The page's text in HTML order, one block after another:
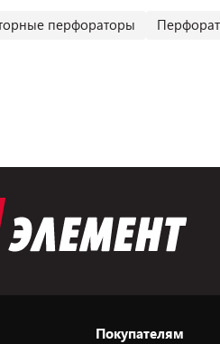
перфораторы
Покупателям